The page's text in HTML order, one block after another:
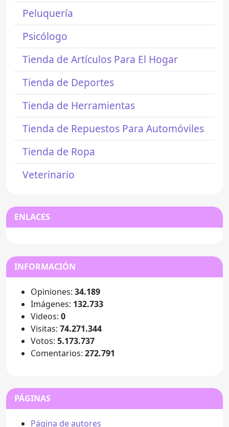
Peluquería
Psicólogo
Tienda de Artículos Para El Hogar
Tienda de Deportes
Tienda de Herramientas
Tienda de Repuestos Para Automóviles
Tienda de Ropa
Veterinario
ENLACES
INFORMACIÓN
Opiniones: 34.189
Imágenes: 132.733
Videos: 0
Visitas: 74.271.344
Votos: 5.173.737
Comentarios: 272.791
PÁGINAS
Página de autores